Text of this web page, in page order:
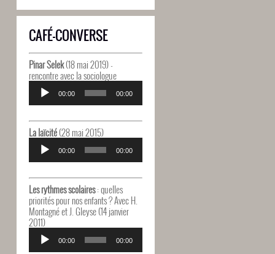
CAFÉ-CONVERSE
Pinar Selek(18 mai 2019) -
rencontre avec la sociologue
Lecteur
audio
00:00 00:00
La laïcité(28 mai 2015)
Lecteur
audio
00:00 00:00
Les rythmes scolaires: quelles
priorités pour nos enfants ? Avec H.
Montagné et J. Gleyse (14 janvier
2011)
Lecteur
audio
00:00 00:00